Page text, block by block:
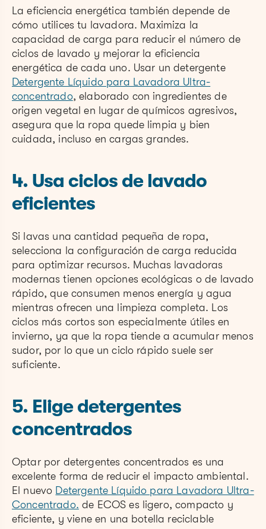
La eficiencia energética también depende de
cómo utilices tu lavadora. Maximiza la
capacidad de carga para reducir el número de
ciclos de lavado y mejorar la eficiencia
energética de cada uno. Usar un detergente
Detergente Líquido para Lavadora Ultra-
concentrado, elaborado con ingredientes de
origen vegetal en lugar de químicos agresivos,
asegura que la ropa quede limpia y bien
cuidada, incluso en cargas grandes.
4. Usa ciclos de lavado
eficientes
Si lavas una cantidad pequeña de ropa,
selecciona la configuración de carga reducida
para optimizar recursos. Muchas lavadoras
modernas tienen opciones ecológicas o de lavado
rápido, que consumen menos energía y agua
mientras ofrecen una limpieza completa. Los
ciclos más cortos son especialmente útiles en
invierno, ya que la ropa tiende a acumular menos
sudor, por lo que un ciclo rápido suele ser
suficiente.
5. Elige detergentes
concentrados
Optar por detergentes concentrados es una
excelente forma de reducir el impacto ambiental.
El nuevo Detergente Líquido para Lavadora Ultra-
Concentrado. de ECOS es ligero, compacto y
eficiente, y viene en una botella reciclable